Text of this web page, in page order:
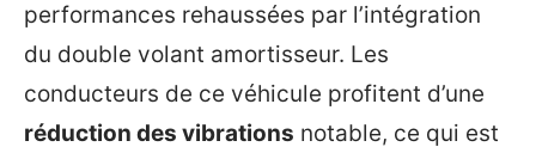
performances rehaussées par l’intégration
du double volant amortisseur. Les
conducteurs de ce véhicule profitent d’une
réduction des vibrations notable, ce qui est